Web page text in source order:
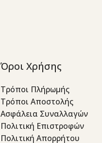
Όροι Χρήσης
Τρόποι Πλήρωμής
Τρόποι Αποστολής
Ασφάλεια Συναλλαγών
Πολιτική Επιστροφών
Πολιτική Απορρήτου